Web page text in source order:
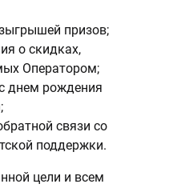
призов;
о скидках,
Оператором;
днем рождения
связи со
поддержки.
цели и всем